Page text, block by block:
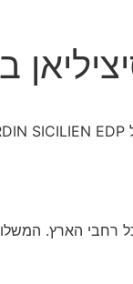
רחבי הארץ.